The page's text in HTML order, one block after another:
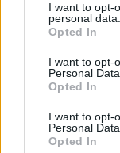
I want to opt-
personal data.
Opted In
I want to opt-
Personal Data.
Opted In
I want to opt-
Personal
Opted In